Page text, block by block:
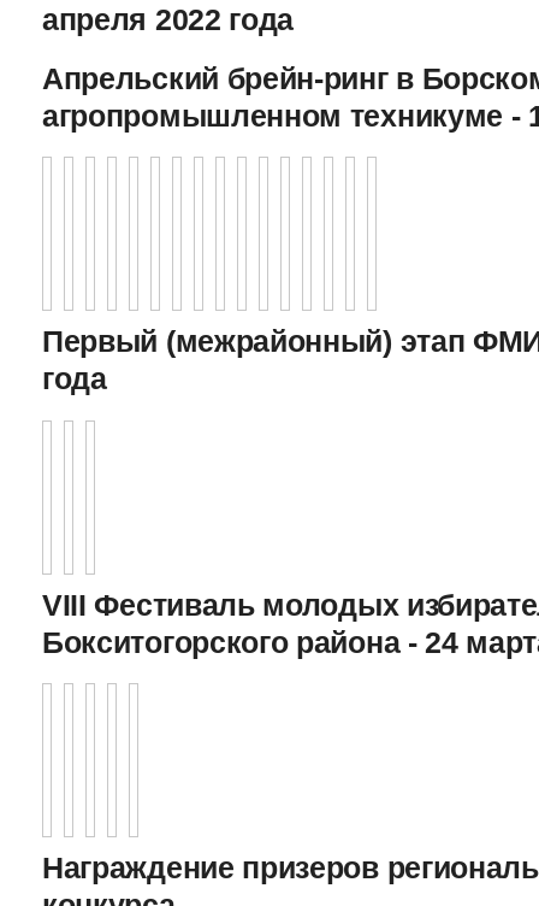
апреля 2022 года
Апрельский брейн-ринг в
агропромышленном техникуме -
Первый (межрайонный) этап
года
VIII Фестиваль молодых
Бокситогорского района - 24
Награждение призеров